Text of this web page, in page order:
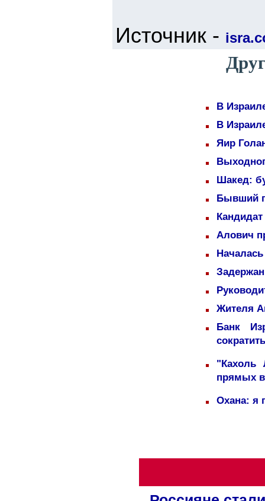
Источник -
В
В
Яир
Шакед:
Бывший
Алович
Жителя
Банк
"Кахоль
прямых
Охана: я